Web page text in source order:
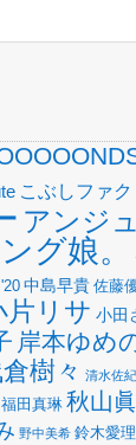
こぶしファ
アンジ
グ娘。
中島早貴 佐藤
片リサ 小田
岸本ゆめ
樹々 清水佐紀
福田真琳 秋山
野中美希 鈴木愛理